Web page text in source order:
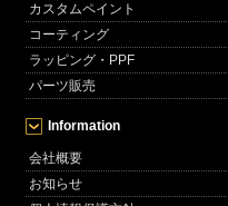
カスタムペイント
コーティング
ラッピング・PPF
パーツ販売
Information
会社概要
お知らせ